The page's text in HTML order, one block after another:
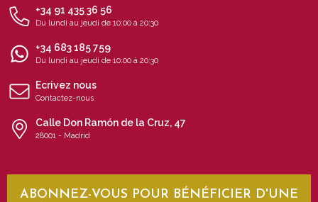
+34 91 435 36 56
Du lundi au jeudi de 10:00 à 20:30
+34 683 185 759
Du lundi au jeudi de 10:00 à 20:30
Ecrivez nous
Contactez-nous
Calle Don Ramón de la Cruz, 47
28001 - Madrid
ABONNEZ-VOUS POUR BÉNÉFICIER D'UNE